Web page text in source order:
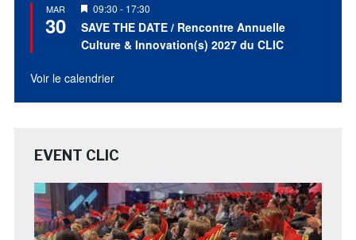
MAR
30
Mis
en
avant
09:30 - 17:30
SAVE THE DATE / Rencontre Annuelle
Culture & Innovation(s) 2027 du CLIC
Voir le calendrier
EVENT CLIC